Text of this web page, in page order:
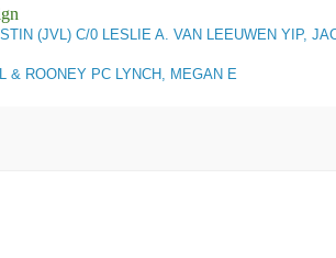
(JVL) C/0 LESLIE A. VAN LEEUWEN YIP,
& ROONEY PC LYNCH, MEGAN E